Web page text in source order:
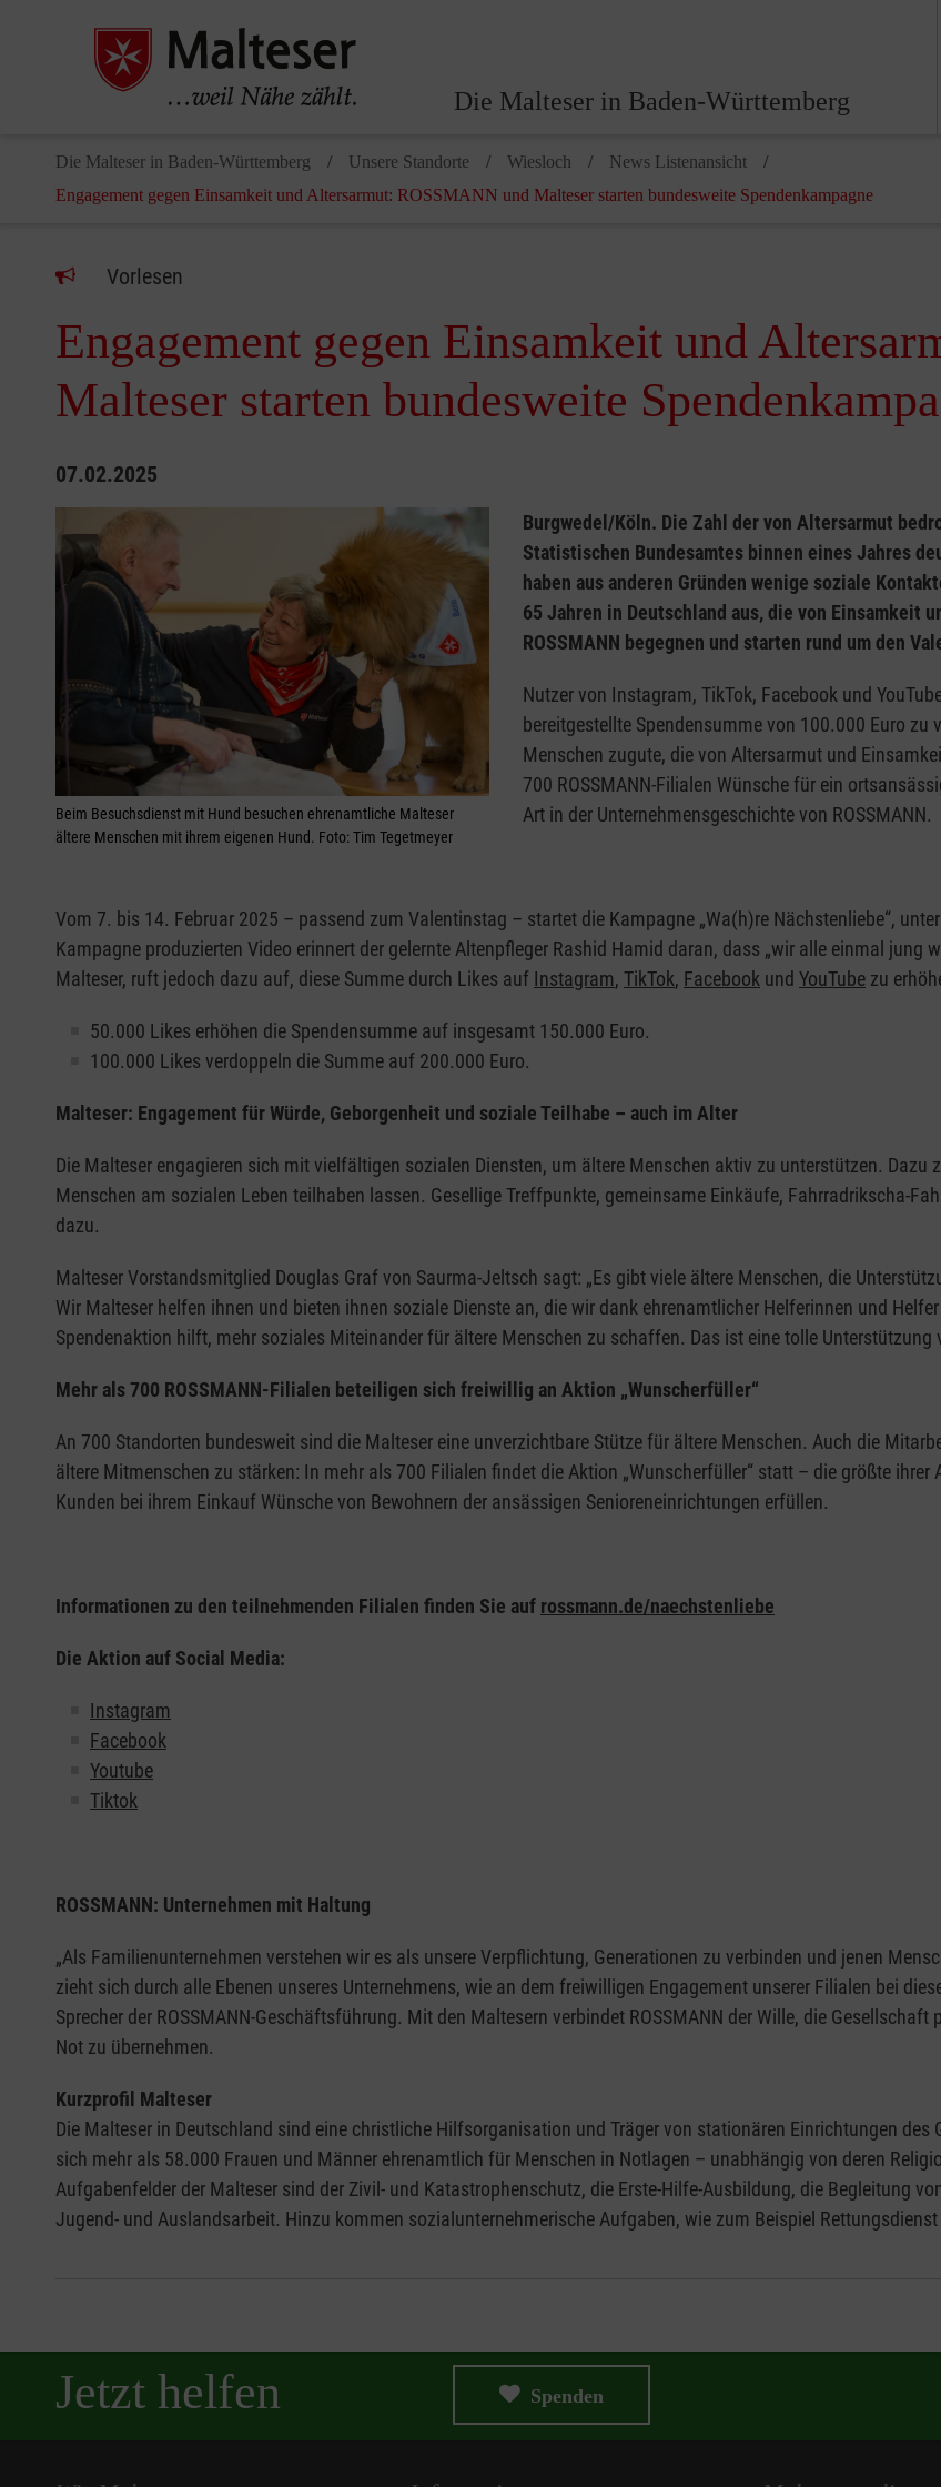
Die Malteser in Baden-Württemberg
Die Malteser in Baden-Württemberg Unsere Standorte Wiesloch
News Listenansicht
Engagement gegen Einsamkeit und Altersarmut: ROSSMANN und Malteser starten bundesweite Spendenkampagne
Vorlesen
Engagement gegen Einsamkeit und
Malteser starten bundesweite
07.02.2025
Beim Besuchsdienst mit Hund besuchen ehrenamtliche Malteser
ältere Menschen mit ihrem eigenen Hund. Foto: Tim Tegetmeyer
Burgwedel/Köln. Die Zahl der von Altersarmut
Statistischen Bundesamtes binnen eines Jahres
haben aus anderen Gründen wenige soziale
65 Jahren in Deutschland aus, die von Einsamkeit
ROSSMANN begegnen und starten rund um den
Nutzer von Instagram, TikTok, Facebook und
bereitgestellte Spendensumme von 100.000 Euro
Menschen zugute, die von Altersarmut und
700 ROSSMANN-Filialen Wünsche für ein
Art in der Unternehmensgeschichte von ROSSMANN.
Vom 7. bis 14. Februar 2025 – passend zum Valentinstag – startet die Kampagne „Wa(h)re Nächstenliebe“,
Kampagne produzierten Video erinnert der gelernte Altenpfleger Rashid Hamid daran, dass „wir alle einmal jung
Malteser, ruft jedoch dazu auf, diese Summe durch Likes auf Instagram, TikTok, Facebook und YouTube zu
50.000 Likes erhöhen die Spendensumme auf insgesamt 150.000 Euro.
100.000 Likes verdoppeln die Summe auf 200.000 Euro.
Malteser: Engagement für Würde, Geborgenheit und soziale Teilhabe – auch im Alter
Die Malteser engagieren sich mit vielfältigen sozialen Diensten, um ältere Menschen aktiv zu unterstützen.
Menschen am sozialen Leben teilhaben lassen. Gesellige Treffpunkte, gemeinsame Einkäufe, Fahrradrikscha-
dazu.
Malteser Vorstandsmitglied Douglas Graf von Saurma-Jeltsch sagt: „Es gibt viele ältere Menschen, die
Wir Malteser helfen ihnen und bieten ihnen soziale Dienste an, die wir dank ehrenamtlicher Helferinnen und
Spendenaktion hilft, mehr soziales Miteinander für ältere Menschen zu schaffen. Das ist eine tolle Unterstützung
Mehr als 700 ROSSMANN-Filialen beteiligen sich freiwillig an Aktion „Wunscherfüller“
An 700 Standorten bundesweit sind die Malteser eine unverzichtbare Stütze für ältere Menschen. Auch die
ältere Mitmenschen zu stärken: In mehr als 700 Filialen findet die Aktion „Wunscherfüller“ statt – die größte
Kunden bei ihrem Einkauf Wünsche von Bewohnern der ansässigen Senioreneinrichtungen erfüllen.
Informationen zu den teilnehmenden Filialen finden Sie auf rossmann.de/naechstenliebe
Die Aktion auf Social Media:
Instagram
Facebook
Youtube
Tiktok
ROSSMANN: Unternehmen mit Haltung
„Als Familienunternehmen verstehen wir es als unsere Verpflichtung, Generationen zu verbinden und jenen
zieht sich durch alle Ebenen unseres Unternehmens, wie an dem freiwilligen Engagement unserer Filialen bei
Sprecher der ROSSMANN-Geschäftsführung. Mit den Maltesern verbindet ROSSMANN der Wille, die
Not zu übernehmen.
Kurzprofil Malteser
Die Malteser in Deutschland sind eine christliche Hilfsorganisation und Träger von stationären Einrichtungen
sich mehr als 58.000 Frauen und Männer ehrenamtlich für Menschen in Notlagen – unabhängig von deren
Aufgabenfelder der Malteser sind der Zivil- und Katastrophenschutz, die Erste-Hilfe-Ausbildung, die Begleitung
Jugend- und Auslandsarbeit. Hinzu kommen sozialunternehmerische Aufgaben, wie zum Beispiel
Jetzt helfen Spenden